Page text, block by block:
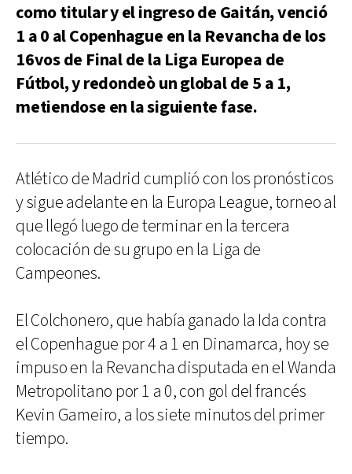
como titular y el ingreso de Gaitán, venció
1 a 0 al Copenhague en la Revancha de los
16vos de Final de la Liga Europea de
Fútbol, y redondeò un global de 5 a 1,
metiendose en la siguiente fase.
Atlético de Madrid cumplió con los pronósticos
y sigue adelante en la Europa League, torneo al
que llegó luego de terminar en la tercera
colocación de su grupo en la Liga de
Campeones.
El Colchonero, que había ganado la Ida contra
el Copenhague por 4 a 1 en Dinamarca, hoy se
impuso en la Revancha disputada en el Wanda
Metropolitano por 1 a 0, con gol del francés
Kevin Gameiro, a los siete minutos del primer
tiempo.